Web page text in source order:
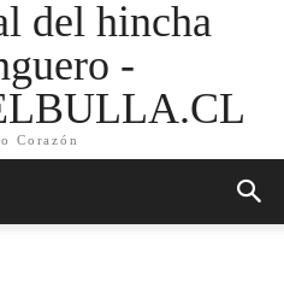
del hincha
-
Corazón